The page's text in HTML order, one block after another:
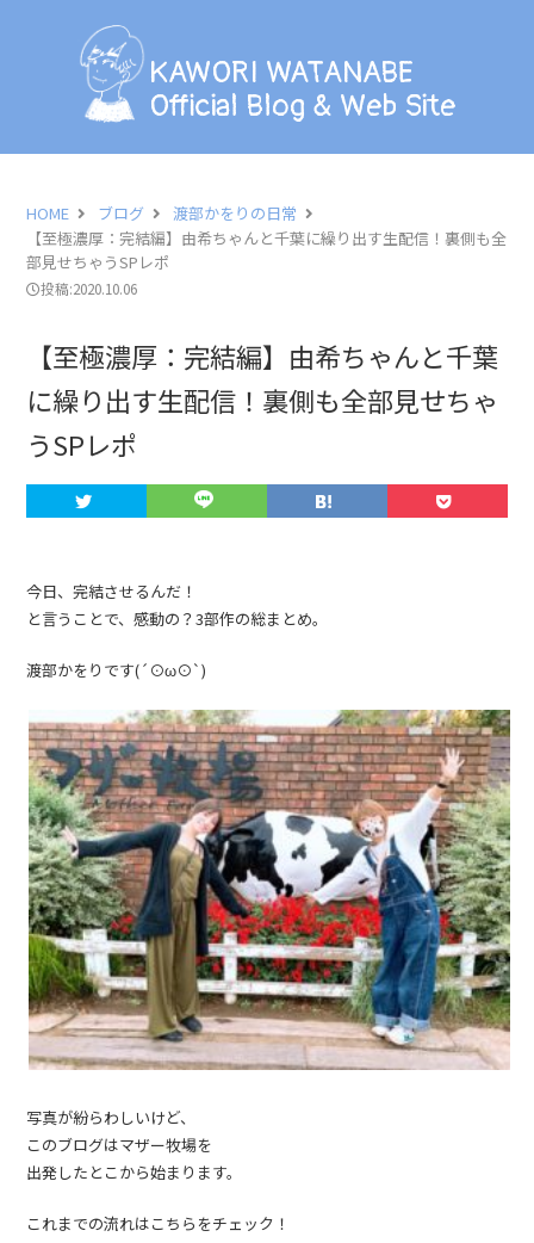
KAWORI WATANABE
Official Blog & Web Site
KAWORI WATANABE
Official Blog & Web Site
BLOG
SCHEDULE
CONTACT
HOME ブログ
渡部かをりの日常
【至極濃厚：完結編】由希ちゃんと千葉に繰り出す生配信！裏側も全
部見せちゃうSPレポ
投稿:2020.10.06
【至極濃厚：完結編】由希ちゃんと千葉
に繰り出す生配信！裏側も全部見せちゃ
うSPレポ
今日、完結させるんだ！
と言うことで、感動の？3部作の総まとめ。
渡部かをりです(´⊙ω⊙`)
写真が紛らわしいけど、
このブログはマザー牧場を
出発したとこから始まります。
これまでの流れはこちらをチェック！